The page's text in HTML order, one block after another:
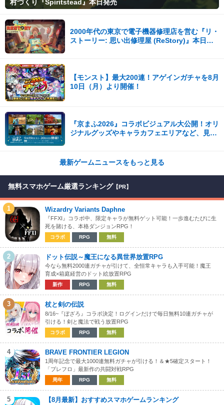
村づくり『Spiritstead』本日発売
2000年代の東京で電子機器修理店を営む『リ・
ストーリー: 思い出修理屋 (ReStory)』本日
【モンスト】最大200連！アゲインガチャを8月
10日（月）より開催！
『京まふ2026』コラボビジュアル大公開！オリ
ジナルグッズやキャラカフェエリアなど、見ど
最新ゲームニュースをもっと見る
無料スマホゲーム厳選ランキング 【PR】
1 Wizardry Variants Daphne
『FFXI』コラボ中、限定キャラが無料ゲット可能！一歩進むたびに生
死を賭ける、本格ダンジョンRPG！
コラボ RPG 無料
2 ドット伝説～魔王になる異世界放置RPG
今なら無料2000連ガチャが引けて、全恒常キャラも入手可能！魔王
育成×箱庭経営のドット絵放置RPG
新作 RPG 無料
3 杖と剣の伝説
8/16~『ぼざろ』コラボ決定！ログインだけで毎日無料10連ガチャが
引ける！剣と魔法で戦う放置RPG
コラボ RPG 無料
4 BRAVE FRONTIER LEGION
1周年記念で最大1000連無料ガチャが引ける！＆★5確定スタート！
「ブレフロ」最新作の共闘対戦RPG
周年 RPG 無料
5 【8月最新】おすすめスマホゲームランキング